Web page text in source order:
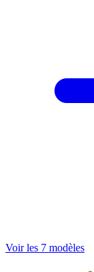
Voir les 7 modèles